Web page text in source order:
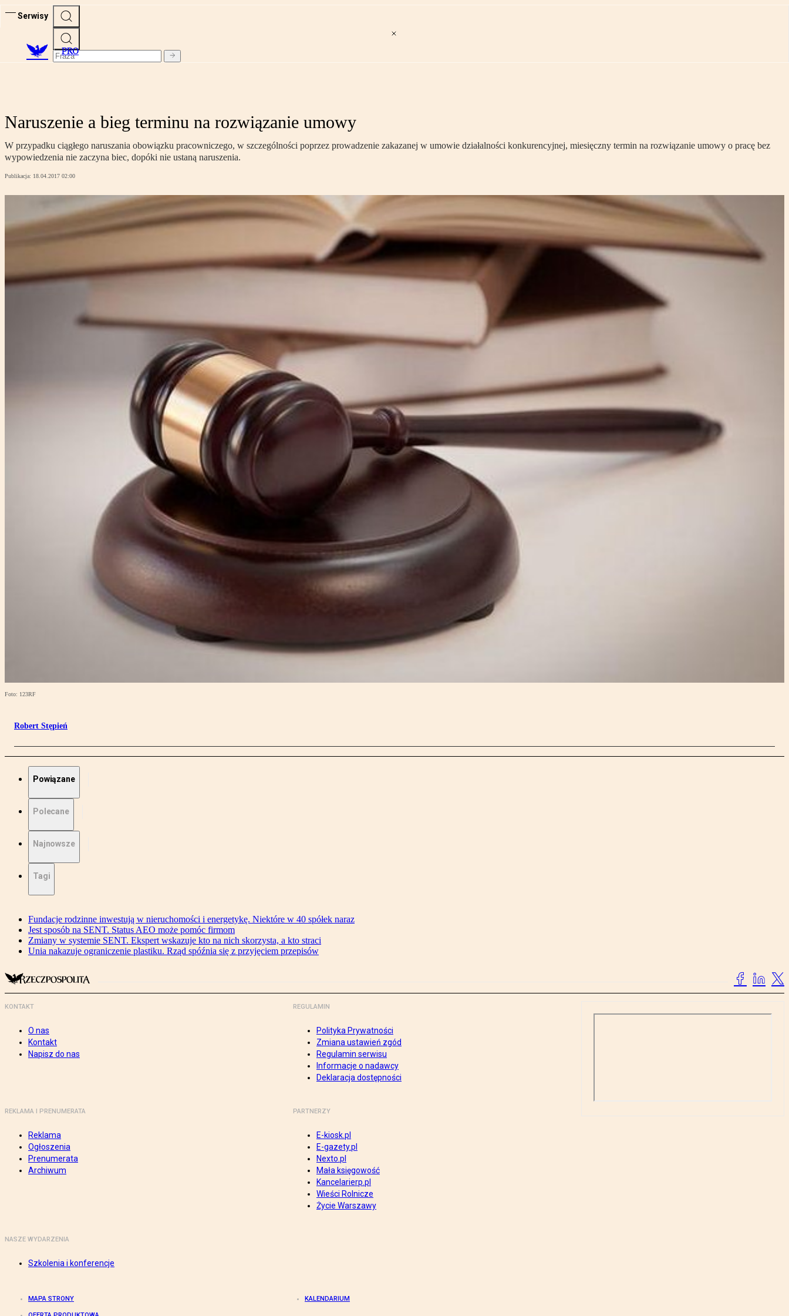
Serwisy
PRO
Naruszenie a bieg terminu na rozwiązanie umowy
W przypadku ciągłego naruszania obowiązku pracowniczego, w szczególności poprzez prowadzenie zakazanej w umowie działalności konkurencyjnej, miesięczny termin na rozwiązanie umowy o pracę bez
wypowiedzenia nie zaczyna biec, dopóki nie ustaną naruszenia.
Publikacja: 18.04.2017 02:00
Foto: 123RF
Robert Stępień
Powiązane
Polecane
Najnowsze
Tagi
Fundacje rodzinne inwestują w nieruchomości i energetykę. Niektóre w 40 spółek naraz
Jest sposób na SENT. Status AEO może pomóc firmom
Zmiany w systemie SENT. Ekspert wskazuje kto na nich skorzysta, a kto straci
Unia nakazuje ograniczenie plastiku. Rząd spóźnia się z przyjęciem przepisów
KONTAKT
O nas
Kontakt
Napisz do nas
REGULAMIN
Polityka Prywatności
Zmiana ustawień zgód
Regulamin serwisu
Informacje o nadawcy
Deklaracja dostępności
REKLAMA I PRENUMERATA
Reklama
Ogłoszenia
Prenumerata
Archiwum
PARTNERZY
E-kiosk.pl
E-gazety.pl
Nexto.pl
Mała księgowość
Kancelarierp.pl
Wieści Rolnicze
Życie Warszawy
NASZE WYDARZENIA
Szkolenia i konferencje
MAPA STRONY KALENDARIUM